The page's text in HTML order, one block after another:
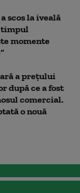
scos la iveală
timpul
momente
a prețului
după ce a fost
comercial.
o nouă